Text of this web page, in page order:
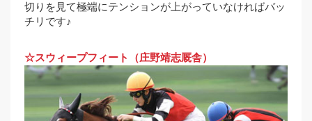
切りを見て極端にテンションが上がっていなければバッ
チリです♪
☆スウィープフィート（庄野靖志厩舎）